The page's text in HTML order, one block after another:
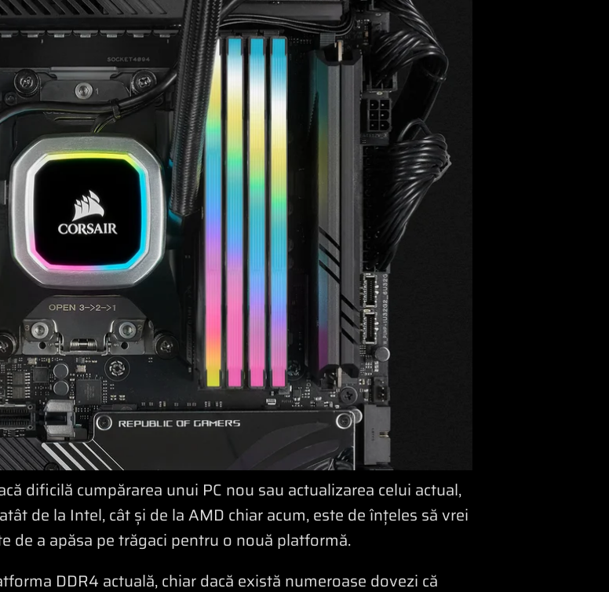
dificilă cumpărarea unui PC nou sau actualizarea celui actual,
de la Intel, cât și de la AMD chiar acum, este de înțeles să vrei
de a apăsa pe trăgaci pentru o nouă platformă.
DDR4 actuală, chiar dacă există numeroase dovezi că